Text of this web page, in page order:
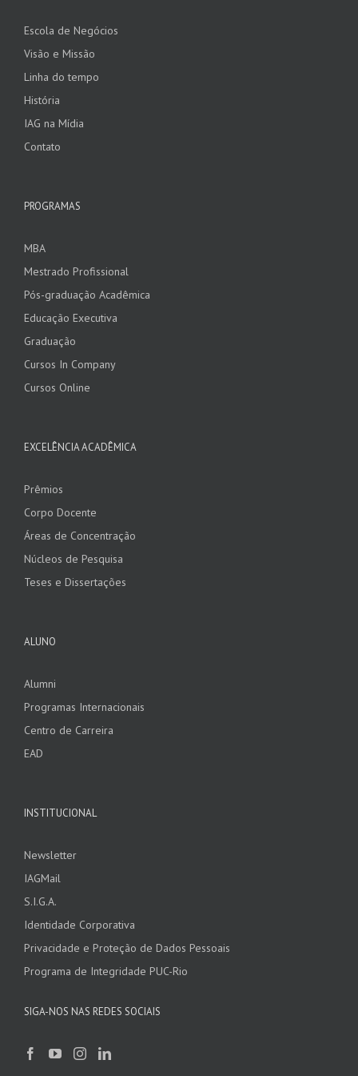
Escola de Negócios
Visão e Missão
Linha do tempo
História
IAG na Mídia
Contato
PROGRAMAS
MBA
Mestrado Profissional
Pós-graduação Acadêmica
Educação Executiva
Graduação
Cursos In Company
Cursos Online
EXCELÊNCIA ACADÊMICA
Prêmios
Corpo Docente
Áreas de Concentração
Núcleos de Pesquisa
Teses e Dissertações
ALUNO
Alumni
Programas Internacionais
Centro de Carreira
EAD
INSTITUCIONAL
Newsletter
IAGMail
S.I.G.A.
Identidade Corporativa
Privacidade e Proteção de Dados Pessoais
Programa de Integridade PUC-Rio
SIGA-NOS NAS REDES SOCIAIS